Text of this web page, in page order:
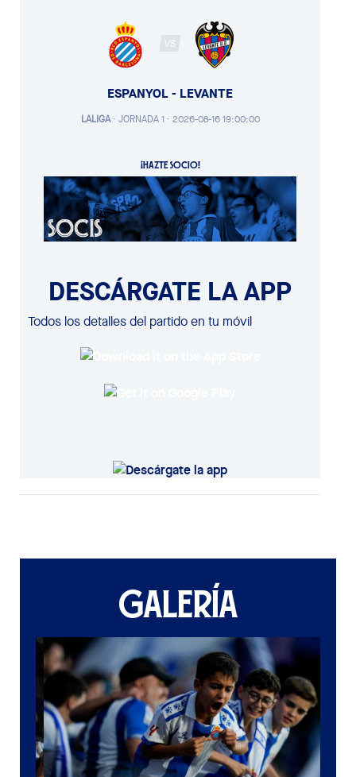
VS
ESPANYOL - LEVANTE
LALIGA· JORNADA 1 · 2026-08-16 19:00:00
¡HAZTE SOCIO!
DESCÁRGATE LA APP
Todos los detalles del partido en tu móvil
GALERÍA